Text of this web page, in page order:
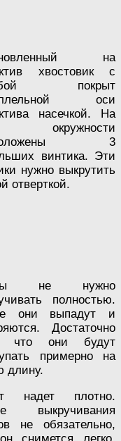
на
хвостовик с
покрыт
оси
насечкой. На
окружности
3
винтика. Эти
нужно выкрутить
отверткой.
не нужно
полностью.
они выпадут и
Достаточно
что они будут
примерно на
длину.
надет плотно.
выкручивания
не обязательно,